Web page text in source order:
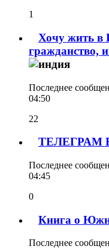
1
Хочу жить в
гражданство,
Последнее
04:50
22
ТЕЛЕГРАМ
Последнее
04:45
0
Книга о
Последнее